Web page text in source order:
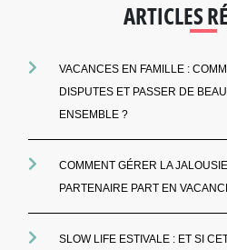
ARTICLES
VACANCES EN FAMILLE :
DISPUTES ET PASSER DE
ENSEMBLE ?
COMMENT GÉRER LA
PARTENAIRE PART EN
SLOW LIFE ESTIVALE : ET SI